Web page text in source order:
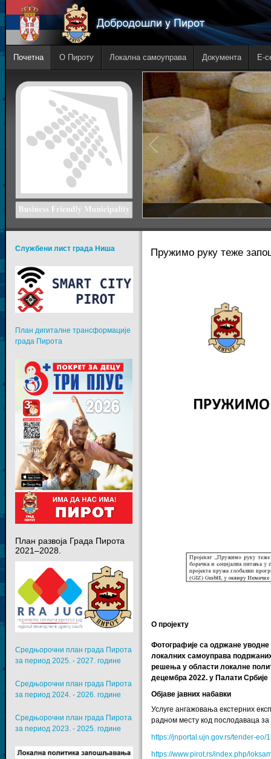
Почетна О Пироту Локална самоуправа Документа E-
Пружимо руку теже
О пројекту
Фотографије са одржане уводне
локалних самоуправа
решења у области локалне
децембра 2022. у Палати Србије
Објаве јавних набавки
Услуге ангажовања екстерних
радном месту код послодаваца
https://jnportal.ujn.gov.rs/tender-eo/
https://www.pirot.rs/index.php/
Службени лист града Ниша
План дигиталне трансформације
града Пирота
План развоја Града Пирота
2021–2028.
Средњорочни план града Пирота
за период 2025. - 2027. године
Средњорочни план града Пирота
за период 2024. - 2026. године
Средњорочни план града Пирота
за период 2023. - 2025. године